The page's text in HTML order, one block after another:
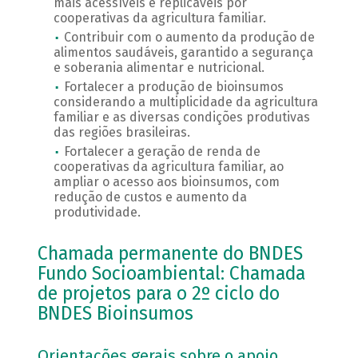
mais acessíveis e replicáveis por
cooperativas da agricultura familiar.
Contribuir com o aumento da produção de
alimentos saudáveis, garantido a segurança
e soberania alimentar e nutricional.
Fortalecer a produção de bioinsumos
considerando a multiplicidade da agricultura
familiar e as diversas condições produtivas
das regiões brasileiras.
Fortalecer a geração de renda de
cooperativas da agricultura familiar, ao
ampliar o acesso aos bioinsumos, com
redução de custos e aumento da
produtividade.
Chamada permanente do BNDES
Fundo Socioambiental: Chamada
de projetos para o 2º ciclo do
BNDES Bioinsumos